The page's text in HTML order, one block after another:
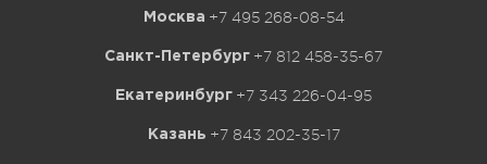
Москва +7 495 268-08-54
Санкт-Петербург +7 812 458-35-67
Екатеринбург +7 343 226-04-95
Казань +7 843 202-35-17